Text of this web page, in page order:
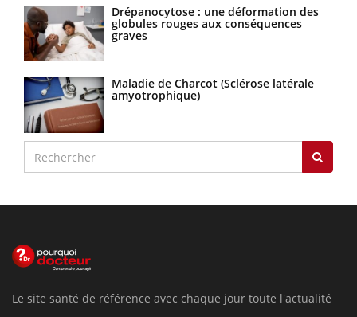
Drépanocytose : une déformation des
globules rouges aux conséquences
graves
Maladie de Charcot (Sclérose latérale
amyotrophique)
Le site santé de référence avec chaque jour toute l'actualité